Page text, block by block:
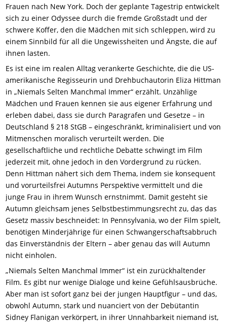
Frauen nach New York. Doch der geplante Tagestrip entwickelt
sich zu einer Odyssee durch die fremde Großstadt und der
schwere Koffer, den die Mädchen mit sich schleppen, wird zu
einem Sinnbild für all die Ungewissheiten und Ängste, die auf
ihnen lasten.
Es ist eine im realen Alltag verankerte Geschichte, die die US-
amerikanische Regisseurin und Drehbuchautorin Eliza Hittman
in „Niemals Selten Manchmal Immer“ erzählt. Unzählige
Mädchen und Frauen kennen sie aus eigener Erfahrung und
erleben dabei, dass sie durch Paragrafen und Gesetze – in
Deutschland § 218 StGB – eingeschränkt, kriminalisiert und von
Mitmenschen moralisch verurteilt werden. Die
gesellschaftliche und rechtliche Debatte schwingt im Film
jederzeit mit, ohne jedoch in den Vordergrund zu rücken.
Denn Hittman nähert sich dem Thema, indem sie konsequent
und vorurteilsfrei Autumns Perspektive vermittelt unddie
junge Frau in ihremWunsch ernstnimmt. Damit gesteht sie
Autumn gleichsam jenes Selbstbestimmungsrecht zu, das das
Gesetz massiv beschneidet: In Pennsylvania, wo der Film spielt,
benötigen Minderjährige für einen Schwangerschaftsabbruch
das Einverständnis der Eltern – aber genau das will Autumn
nicht einholen.
„Niemals Selten Manchmal Immer“ ist ein zurückhaltender
Film. Es gibt nur wenige Dialoge und keine Gefühlsausbrüche.
Aber man ist sofort ganz bei der jungen Hauptfigur – und das,
obwohl Autumn, stark und nuanciert von der Debütantin
Sidney Flanigan verkörpert, in ihrer Unnahbarkeit niemand ist,